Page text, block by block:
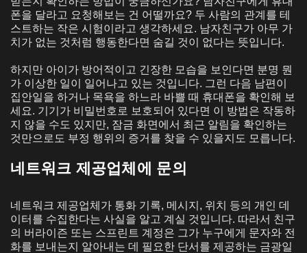
폰을 달라고 요청해보는 건 어떨까요? 두 사람의 관계를 테
스트하는 작은 시험이라고 생각하세요. 남자친구가 아무 가
치가 없는 것처럼 행동한다면 숨길 것이 없다는 뜻입니다.
하지만 아이가 방어적이고 긴장한 모습을 보인다면 분명 뭔
가 이상한 일이 일어나고 있는 것입니다. 그런 다음 남편이
집안일을 하거나 목욕을 하느라 바쁠 때 휴대폰을 확인해 보
세요. 기기가 비밀번호로 보호되어 있다면 이 방법은 작동하
지 않을 수도 있지만, 잠금 화면에서 최근 알림을 확인하는
것만으로도 부정 행위의 증거를 찾을 수 있을지도 모릅니다.
네트워크 제공업체에 문의
네트워크 제공업체가 통화 기록, 메시지, 위치 등의 개인 데
이터를 수집한다는 사실을 알고 계실 것입니다. 따라서 친구
의 버라이즌 또는 스프린트 계정은 그가 누구에게 문자와 전
화를 보내는지 알아내는 데 필요한 단서를 제공하는 금광일